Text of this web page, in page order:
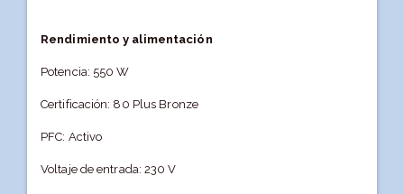
Rendimiento y alimentación
Potencia: 550 W
Certificación: 80 Plus Bronze
PFC: Activo
Voltaje de entrada: 230 V